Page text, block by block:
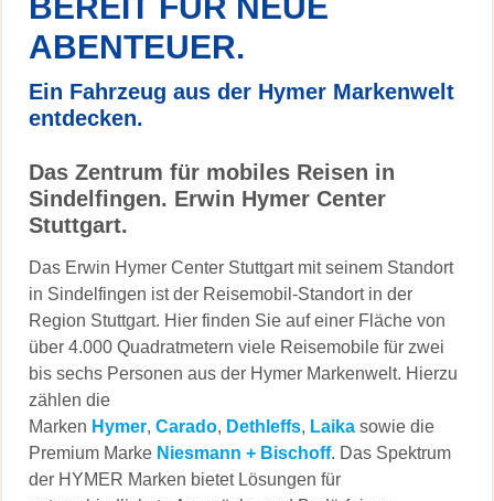
ABENTEUER.
Ein Fahrzeug aus der Hymer Markenwelt
entdecken.
Das Zentrum für mobiles Reisen in
Sindelfingen. Erwin Hymer Center
Stuttgart.
Das Erwin Hymer Center Stuttgart mit seinem Standort
in Sindelfingen ist der Reisemobil-Standort in der
Region Stuttgart. Hier finden Sie auf einer Fläche von
über 4.000 Quadratmetern viele Reisemobile für zwei
bis sechs Personen aus der Hymer Markenwelt. Hierzu
zählen die
Marken Hymer, Carado, Dethleffs, Laika sowie die
Premium Marke Niesmann + Bischoff. Das Spektrum
der HYMER Marken bietet Lösungen für